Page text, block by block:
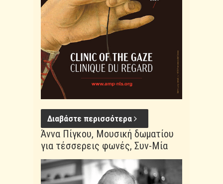
Διαβάστε περισσότερα
Άννα Πίγκου, Μουσική δωματίου
για τέσσερεις φωνές, Συν-Μία